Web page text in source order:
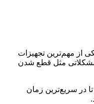
از مهم‌ترین تجهیزات
مشکلاتی مثل قطع شدن
در سریع‌ترین زمان